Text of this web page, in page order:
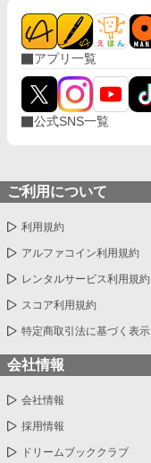
アプリ一覧
公式SNS一覧
ご利用について
利用規約
アルファコイン利用規約
レンタルサービス利用規約
スコア利用規約
特定商取引法に基づく表示
会社情報
会社情報
採用情報
ドリームブッククラブ